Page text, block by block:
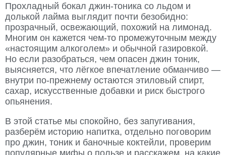
Прохладный бокал джин-тоника со льдом и
долькой лайма выглядит почти безобидно:
прозрачный, освежающий, похожий на лимонад.
Многим он кажется чем-то промежуточным между
«настоящим алкоголем» и обычной газировкой.
Но если разобраться, чем опасен джин тоник,
выясняется, что лёгкое впечатление обманчиво —
внутри по-прежнему остаются этиловый спирт,
сахар, искусственные добавки и риск быстрого
опьянения.
В этой статье мы спокойно, без запугивания,
разберём историю напитка, отдельно поговорим
про джин, тоник и баночные коктейли, проверим
популярные мифы о пользе и расскажем, на какие